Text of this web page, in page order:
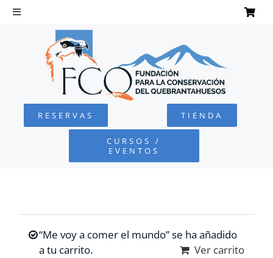
Saltar
Toggle
Navigation
QUEBRANTAHUESOS
FUNDACIÓN
RESERVAS TIENDA
CURSOS /
EVENTOS
“Me voy a comer el mundo” se ha añadido
a tu carrito.
Ver carrito